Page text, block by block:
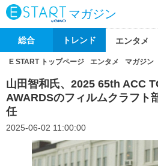
マガジン
総合 トレンド エンタメ
E START トップページ エンタメ マガジン
山田智和氏、2025 65th ACC
AWARDSのフィルムクラフト
任
2025-06-02 11:00:00